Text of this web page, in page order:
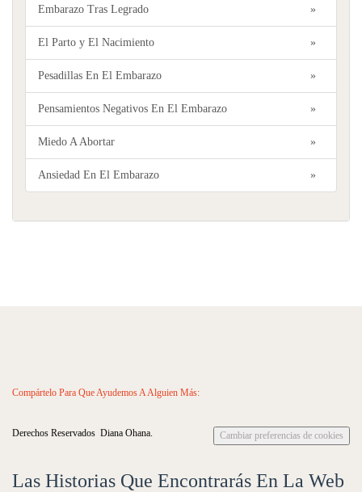
»
Embarazo Tras Legrado
»
El Parto y El Nacimiento
»
Pesadillas En El Embarazo
»
Pensamientos Negativos En El Embarazo
»
Miedo A Abortar
»
Ansiedad En El Embarazo
Compártelo Para Que Ayudemos A Alguien Más:
Cambiar preferencias de cookies
Derechos Reservados Diana Ohana.
Las Historias Que Encontrarás En La Web